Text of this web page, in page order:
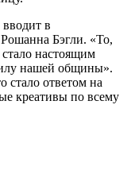
вводит в
Рошанна Бэгли. «То,
настоящим
нашей общины».
стало ответом на
креативы по всему